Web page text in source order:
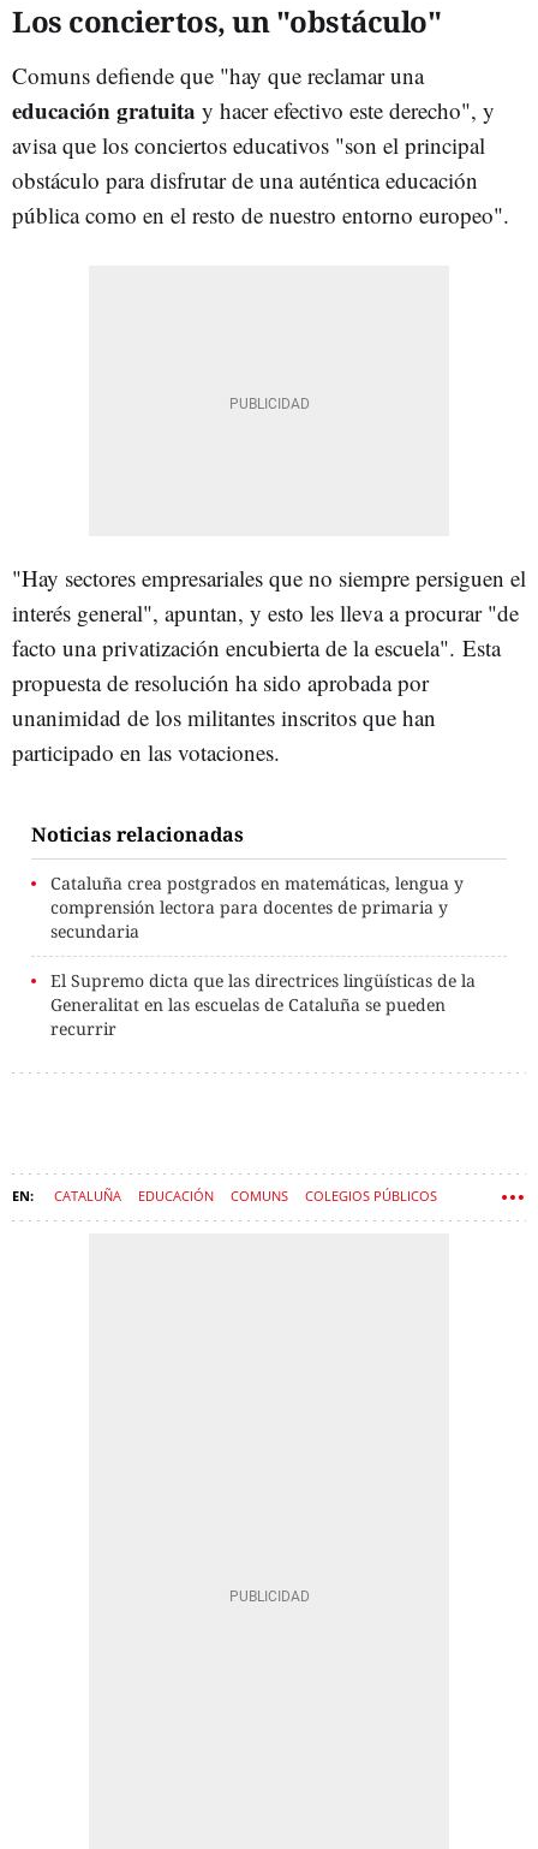
Los conciertos, un "obstáculo"
Comuns defiende que "hay que reclamar una
educación gratuita y hacer efectivo este derecho", y
avisa que los conciertos educativos "son el principal
obstáculo para disfrutar de una auténtica educación
pública como en el resto de nuestro entorno europeo".
"Hay sectores empresariales que no siempre persiguen el
interés general", apuntan, y esto les lleva a procurar "de
facto una privatización encubierta de la escuela". Esta
propuesta de resolución ha sido aprobada por
unanimidad de los militantes inscritos que han
participado en las votaciones.
Noticias relacionadas
Cataluña crea postgrados en matemáticas, lengua y
comprensión lectora para docentes de primaria y
secundaria
El Supremo dicta que las directrices lingüísticas de la
Generalitat en las escuelas de Cataluña se pueden
recurrir
CATALUÑA EDUCACIÓN COMUNS COLEGIOS PÚBLICOS